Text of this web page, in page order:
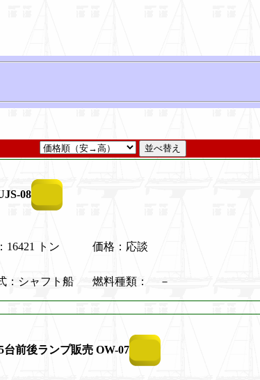
08
16421 トン 価格：応談
：シャフト船 燃料種類： －
台前後ランプ販売 OW-07